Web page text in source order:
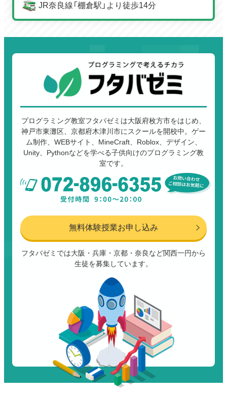
JR奈良線「棚倉駅」より徒歩14分
プログラミング教室フタバゼミは大阪府枚方市をはじめ、
神戸市東灘区、京都府木津川市にスクールを開校中。ゲー
ム制作、WEBサイト、MineCraft、Roblox、デザイン、
Unity、Pythonなどを学べる子供向けのプログラミング教
室です。
無料体験授業お申し込み
フタバゼミでは大阪・兵庫・京都・奈良など関西一円から
生徒を募集しています。